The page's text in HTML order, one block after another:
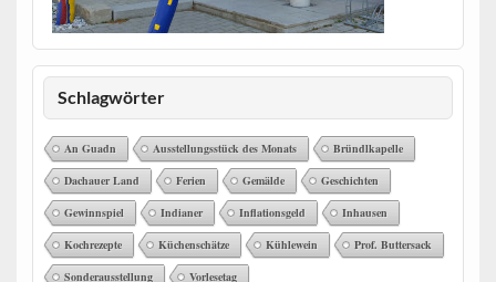
Schlagwörter
An Guadn Ausstellungsstück des Monats Bründlkapelle
Dachauer Land Ferien Gemälde Geschichten
Gewinnspiel Indianer Inflationsgeld Inhausen
Kochrezepte Küchenschätze Kühlewein Prof. Buttersack
Sonderausstellung Vorlesetag